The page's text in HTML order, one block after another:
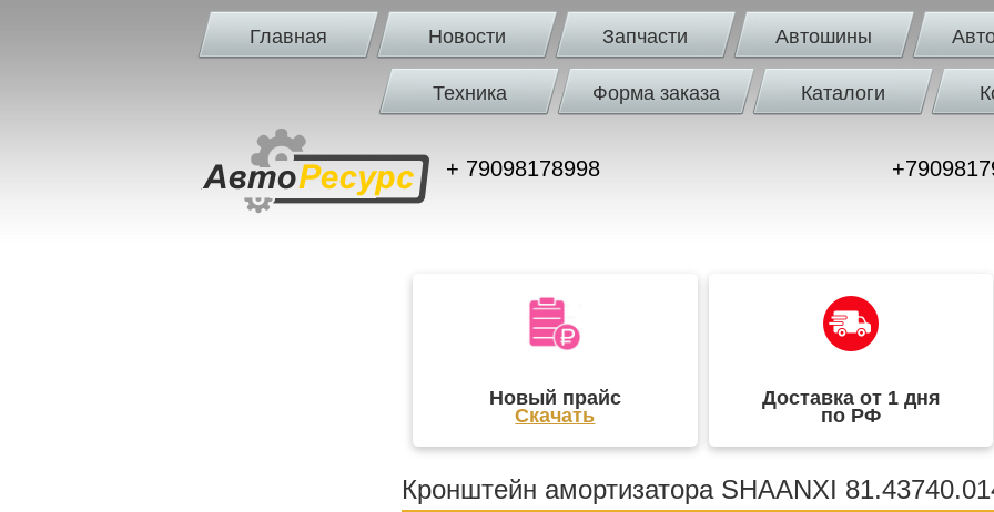
Главная Новости Запчасти Автошины
Техника Форма заказа Каталоги
+ 79098178998
Новый прайс
Скачать
Доставка от 1 дня
по РФ
Кронштейн амортизатора SHAANXI